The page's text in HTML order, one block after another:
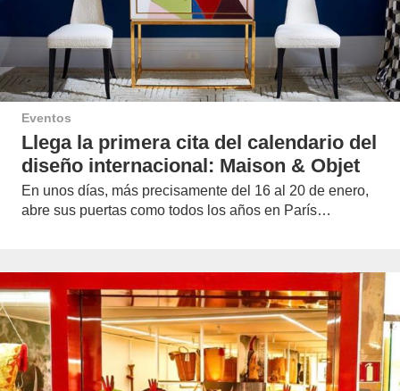
Eventos
Llega la primera cita del calendario del
diseño internacional: Maison & Objet
En unos días, más precisamente del 16 al 20 de enero,
abre sus puertas como todos los años en París…